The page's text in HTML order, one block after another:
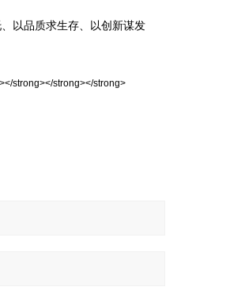
以品质求生存、以创新谋发